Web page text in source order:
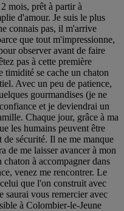
mois, prêt à partir à
d'amour. Je suis le plus
connais pas, il m'arrive
que tout m'impressionne,
observer avant de faire
pas à cette première
se cache un chaton
Avec un peu de patience,
gourmandises (je ne
et je deviendrai un
Chaque jour, grâce à ma
les humains peuvent être
sécurité. Il ne me manque
de me laisser avancer à mon
à accompagner dans
venez me rencontrer. Le
que l'on construit avec
saurai vous remercier avec
à Colombier-le-Jeune